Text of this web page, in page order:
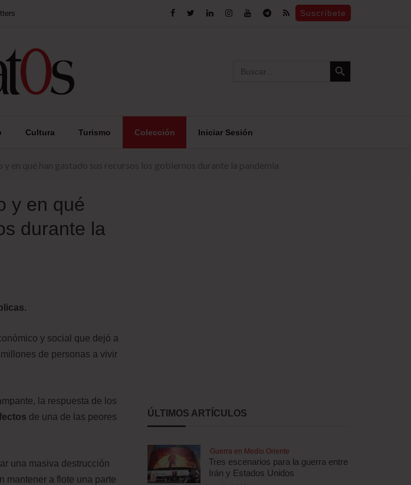
Suscríbete
for:
Search Button
Cultura Turismo Colección Iniciar Sesión
y en qué
durante la
y social que dejó a
de personas a vivir
la respuesta de los
de una de las peores
una masiva destrucción
mantener a flote una parte
ÚLTIMOS ARTÍCULOS
Guerra en Medio Oriente
Tres escenarios para la guerra entre
Irán y Estados Unidos